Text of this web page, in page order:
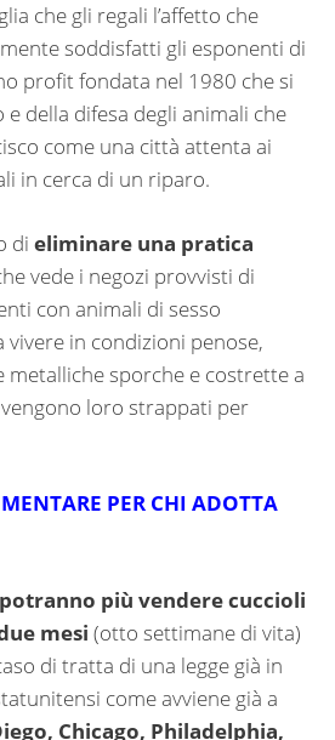
che gli regali l’affetto che
soddisfatti gli esponenti di
profit fondata nel 1980 che si
della difesa degli animali che
come una città attenta ai
in cerca di un riparo.
di eliminare una pratica
vede i negozi provvisti di
con animali di sesso
in condizioni penose,
metalliche sporche e costrette a
loro strappati per
PER CHI ADOTTA
più vendere cuccioli
mesi (otto settimane di vita)
di tratta di una legge già in
come avviene già a
Chicago, Philadelphia,